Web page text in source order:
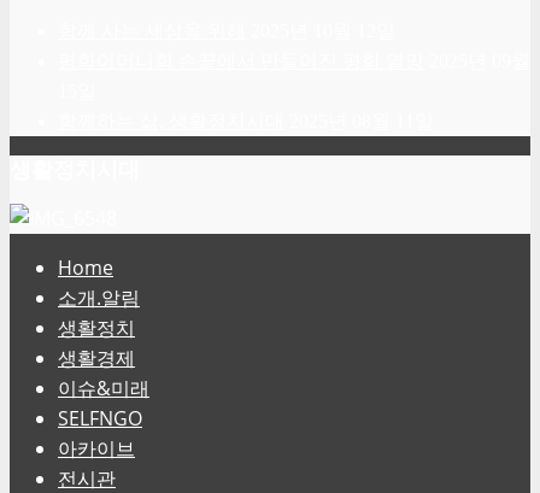
Home
소개.알림
생활정치
생활경제
이슈&미래
SELFNGO
아카이브
전시관